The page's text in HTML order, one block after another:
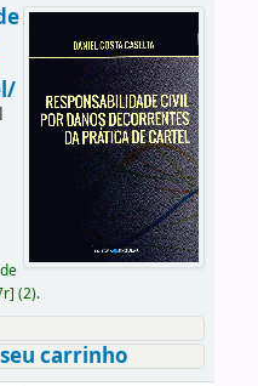
] (2).
carrinho